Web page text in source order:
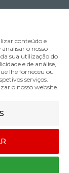
conteúdo e
analisar o nosso
sua utilização do
e de análise,
lhe forneceu ou
serviços.
o nosso website.